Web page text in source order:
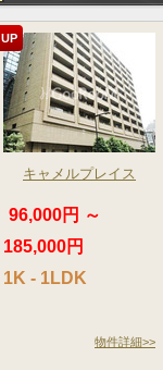
UP
キャメルプレイス
96,000円 ～
185,000円
1K - 1LDK
物件詳細>>